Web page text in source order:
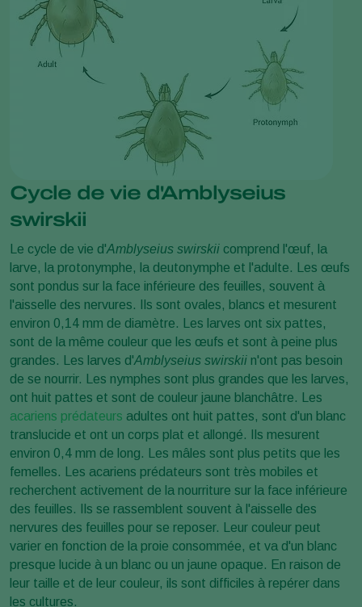
Cycle de vie d'Amblyseius
swirskii
Le cycle de vie d'Amblyseius swirskii comprend l'œuf, la
larve, la protonymphe, la deutonymphe et l'adulte. Les œufs
sont pondus sur la face inférieure des feuilles, souvent à
l'aisselle des nervures. Ils sont ovales, blancs et mesurent
environ 0,14 mm de diamètre. Les larves ont six pattes,
sont de la même couleur que les œufs et sont à peine plus
grandes. Les larves d'Amblyseius swirskii n'ont pas besoin
de se nourrir. Les nymphes sont plus grandes que les larves,
ont huit pattes et sont de couleur jaune blanchâtre. Les
acariens prédateurs adultes ont huit pattes, sont d'un blanc
translucide et ont un corps plat et allongé. Ils mesurent
environ 0,4 mm de long. Les mâles sont plus petits que les
femelles. Les acariens prédateurs sont très mobiles et
recherchent activement de la nourriture sur la face inférieure
des feuilles. Ils se rassemblent souvent à l'aisselle des
nervures des feuilles pour se reposer. Leur couleur peut
varier en fonction de la proie consommée, et va d'un blanc
presque lucide à un blanc ou un jaune opaque. En raison de
leur taille et de leur couleur, ils sont difficiles à repérer dans
les cultures.